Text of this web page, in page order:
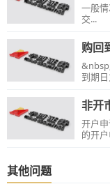
一般
交...
购回
到期
种，
交易
当天
非开
开户
的开
其他问题